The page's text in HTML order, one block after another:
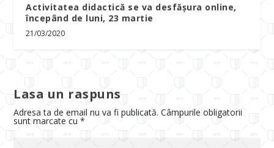
Activitatea didactică se va desfășura online,
începând de luni, 23 martie
21/03/2020
Lasa un raspuns
Adresa ta de email nu va fi publicată. Câmpurile obligatorii
sunt marcate cu*